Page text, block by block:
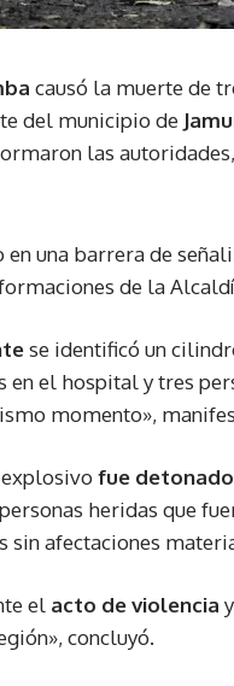
causó la muerte de
del municipio de
las
en una barrera de
de la
se identificó un
en el hospital y tres
momento»,
fue
heridas que
afectaciones
el acto de violencia
concluyó.